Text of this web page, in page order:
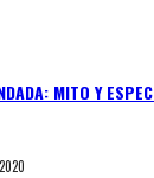
MITO Y